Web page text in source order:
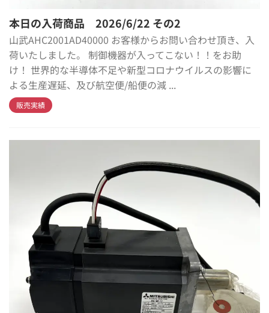
本日の入荷商品 2026/6/22 その2
山武AHC2001AD40000 お客様からお問い合わせ頂き、入
荷いたしました。 制御機器が入ってこない！！をお助
け！ 世界的な半導体不足や新型コロナウイルスの影響に
よる生産遅延、及び航空便/船便の減 ...
販売実績